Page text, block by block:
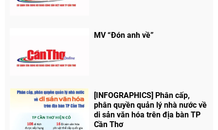
MV “Đón anh về”
[INFOGRAPHICS] Phân cấp,
phân quyền quản lý nhà nước về
di sản văn hóa trên địa bàn TP
Cần Thơ